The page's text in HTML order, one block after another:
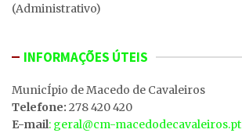
(Administrativo)
INFORMAÇÕES ÚTEIS
MunicÍpio de Macedo de Cavaleiros
Telefone: 278 420 420
E-mail: geral@cm-macedodecavaleiros.pt